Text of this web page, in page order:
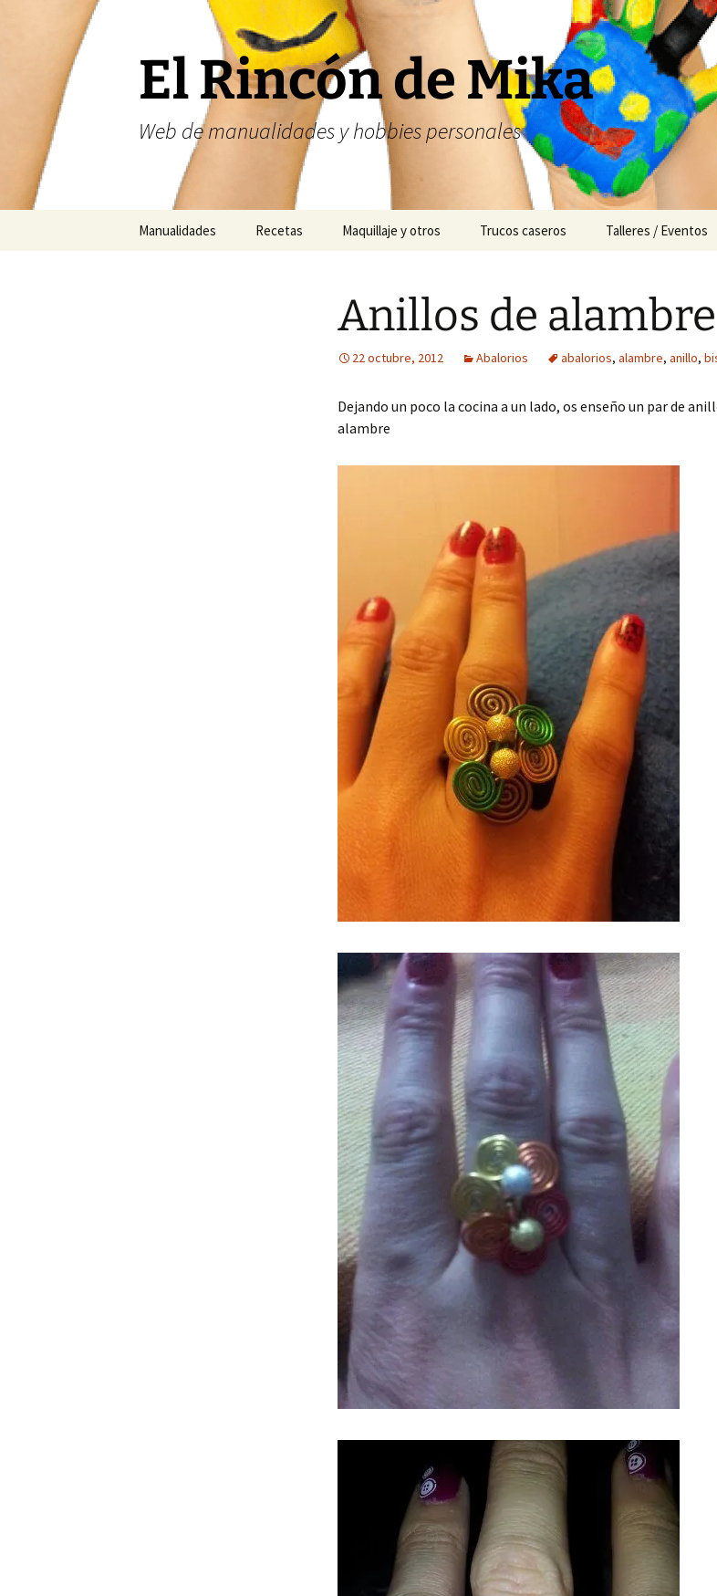
El Rincón de Mika
Web de manualidades y hobbies personales
Manualidades Recetas Maquillaje y otros Trucos caseros Talleres / Eventos
Mesas dulces
Animación
Anillos de alambre
22 octubre, 2012 Abalorios abalorios, alambre, anillo,
Dejando un poco la cocina a un lado, os enseño un par de
alambre